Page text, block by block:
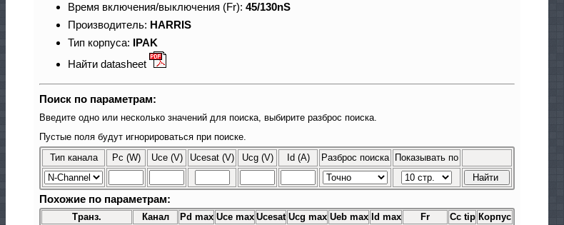
Время включения/выключения (Fr): 45/130nS
Производитель: HARRIS
Тип корпуса: IPAK
Найти datasheet
Поиск по параметрам:
Введите одно или несколько значений для поиска, выбирите разброс поиска.
Пустые поля будут игнорироваться при поиске.
Тип канала Pc (W) Uce (V) Ucesat (V) Ucg (V) Id (A) Разброс поиска Показывать по
Похожие по параметрам:
Транз. Канал Pd max Uce max Ucesat Ucg max Ueb max Id max Fr Cc tip Корпус